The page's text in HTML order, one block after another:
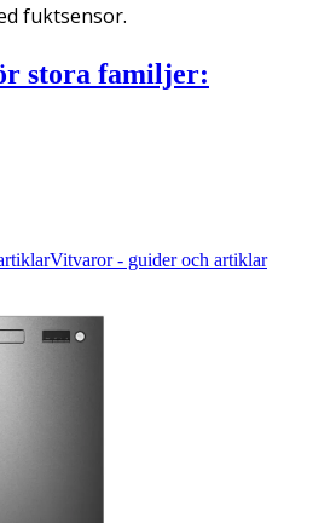
fuktsensor.
stora familjer:
Vitvaror - guider och artiklar